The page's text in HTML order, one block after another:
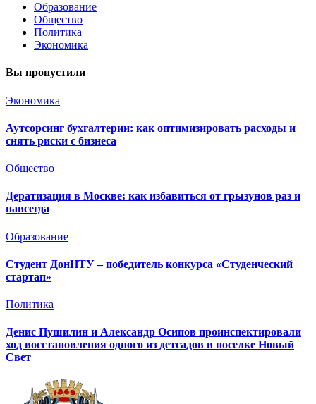
Образование
Общество
Политика
Экономика
Вы пропустили
Экономика
Аутсорсинг бухгалтерии: как оптимизировать расходы и
снять риски с бизнеса
Общество
Дератизация в Москве: как избавиться от грызунов раз и
навсегда
Образование
Студент ДонНТУ – победитель конкурса «Студенческий
стартап»
Политика
Денис Пушилин и Александр Осипов проинспектировали
ход восстановления одного из детсадов в поселке Новый
Свет